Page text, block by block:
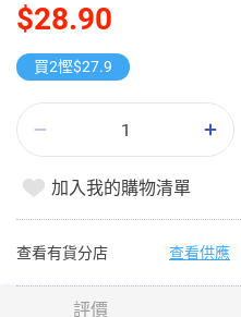
$28.90
買2慳$27.9
加入我的購物清單
查看有貨分店 查看供應
評價